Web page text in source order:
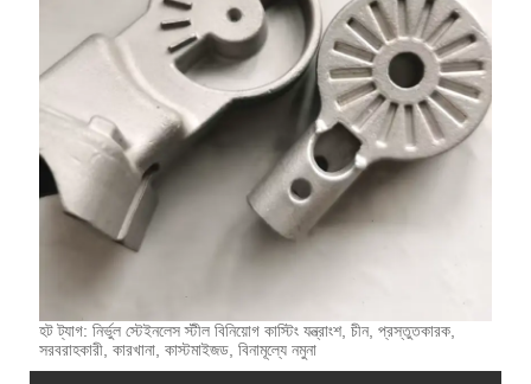
হট ট্যাগ: নির্ভুল স্টেইনলেস স্টীল বিনিয়োগ কাস্টিং যন্ত্রাংশ, চীন, প্রস্তুতকারক,
সরবরাহকারী, কারখানা, কাস্টমাইজড, বিনামূল্যে নমুনা